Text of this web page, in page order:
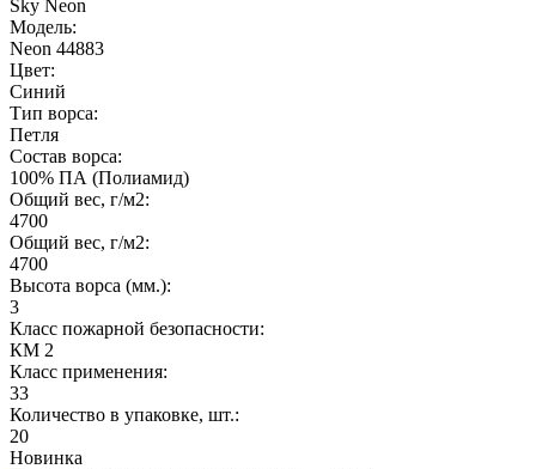
Sky Neon
Модель:
Neon 44883
Цвет:
Синий
Тип ворса:
Петля
Состав ворса:
100% ПА (Полиамид)
Общий вес, г/м2:
4700
Общий вес, г/м2:
4700
Высота ворса (мм.):
3
Класс пожарной безопасности:
КМ 2
Класс применения:
33
Количество в упаковке, шт.:
20
Новинка